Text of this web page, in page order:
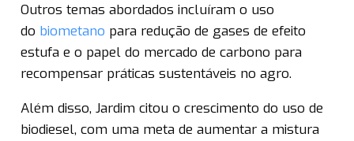
Outros temas abordados incluíram o uso
do biometano para redução de gases de efeito
estufa e o papel do mercado de carbono para
recompensar práticas sustentáveis no agro.
Além disso, Jardim citou o crescimento do uso de
biodiesel, com uma meta de aumentar a mistura